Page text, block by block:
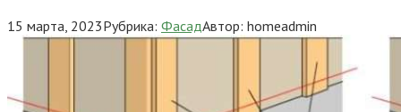
15 марта, 2023Рубрика: ФасадАвтор: homeadmin